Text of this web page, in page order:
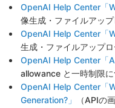
OpenAI Help Center「
像生成・ファイルアッ
OpenAI Help Center「
生成・ファイルアップ
OpenAI Help Center「
allowance と一時制限に
OpenAI Help Center「
Generation?」
（APIの